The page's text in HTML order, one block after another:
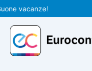
Vai
al
contenuto
vacanze!